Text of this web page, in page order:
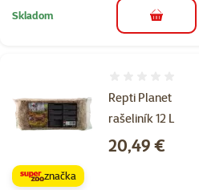
Skladom do košíka
Repti Planet
rašeliník 12 L
Cena
20,49 €
značka